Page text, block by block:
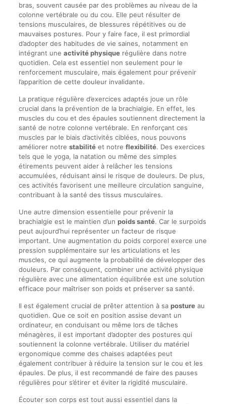
bras, souvent causée par des problèmes au niveau de la
colonne vertébrale ou du cou. Elle peut résulter de
tensions musculaires, de blessures répétitives ou de
mauvaises postures. Pour y faire face, il est primordial
d’adopter des habitudes de vie saines, notamment en
intégrant une activité physiquerégulière dans notre
quotidien. Cela est essentiel non seulement pour le
renforcement musculaire, mais également pour prévenir
l’apparition de cette douleur invalidante.
La pratique régulière d’exercices adaptés joue un rôle
crucial dans la prévention de la brachialgie. En effet, les
muscles du cou et des épaules soutiennent directement la
santé de notre colonne vertébrale. En renforçant ces
muscles par le biais d’activités ciblées, nous pouvons
améliorer notre stabilitéet notre flexibilité. Des exercices
tels que le yoga, la natation ou même des simples
étirements peuvent aider à relâcher les tensions
accumulées, réduisant ainsi le risque de douleurs. De plus,
ces activités favorisent une meilleure circulation sanguine,
contribuant à la santé des tissus musculaires.
Une autre dimension essentielle pour prévenir la
brachialgie est le maintien d’un poids santé. Car le surpoids
peut aujourd’hui représenter un facteur de risque
important. Une augmentation du poids corporel exerce une
pression supplémentaire sur les articulations et les
muscles, ce qui augmente la probabilité de développer des
douleurs. Par conséquent, combiner une activité physique
régulière avec une alimentation équilibrée est une solution
efficace pour maîtriser son poids et préserver sa santé.
Il est également crucial de prêter attention à sa postureau
quotidien. Que ce soit en position assise devant un
ordinateur, en conduisant ou même lors de tâches
ménagères, il est important d’adopter des postures qui
soutiennent la colonne vertébrale. Utiliser du matériel
ergonomique comme des chaises adaptées peut
également contribuer à réduire la tension sur le cou et les
épaules. De plus, il est recommandé de faire des pauses
régulières pour s’étirer et éviter la rigidité musculaire.
Écouter son corps est tout aussi essentiel dans la